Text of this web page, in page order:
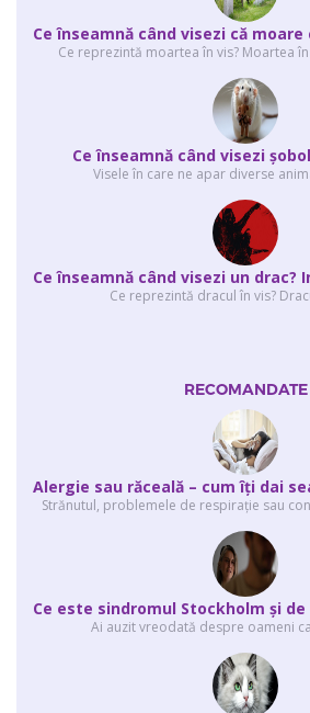
Ce reprezintă moartea în vis? Moartea
Ce înseamnă când visezi
Visele în care ne apar diverse
Ce reprezintă dracul în vis?
RECOMANDATE
Strănutul, problemele de respirație sau
Ai auzit vreodată despre oameni